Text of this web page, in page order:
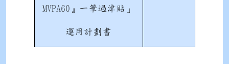
MVPA60』一筆過津貼」
運用計劃書